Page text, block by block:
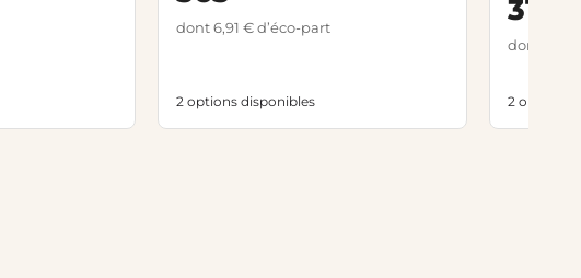
dont 6,91 € d’éco-part
2 options disponibles
315
dont 6,91
2 options